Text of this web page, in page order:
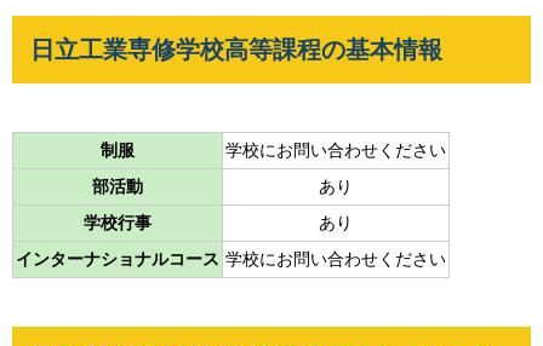
日立工業専修学校高等課程の基本情報
制服
学校にお問い合わせください
部活動
あり
学校行事
あり
インターナショナルコース 学校にお問い合わせください